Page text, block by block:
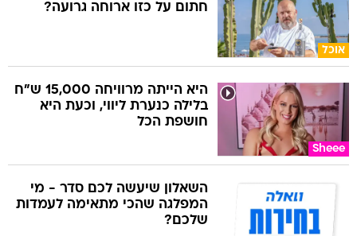
אוכל
חתום על כזו ארוחה גרועה?
Sheee
היא הייתה מרוויחה 15,000 ש"ח
בלילה כנערת ליווי, וכעת היא
חושפת הכל
השאלון שיעשה לכם סדר - מי
המפלגה שהכי מתאימה לעמדות
שלכם?